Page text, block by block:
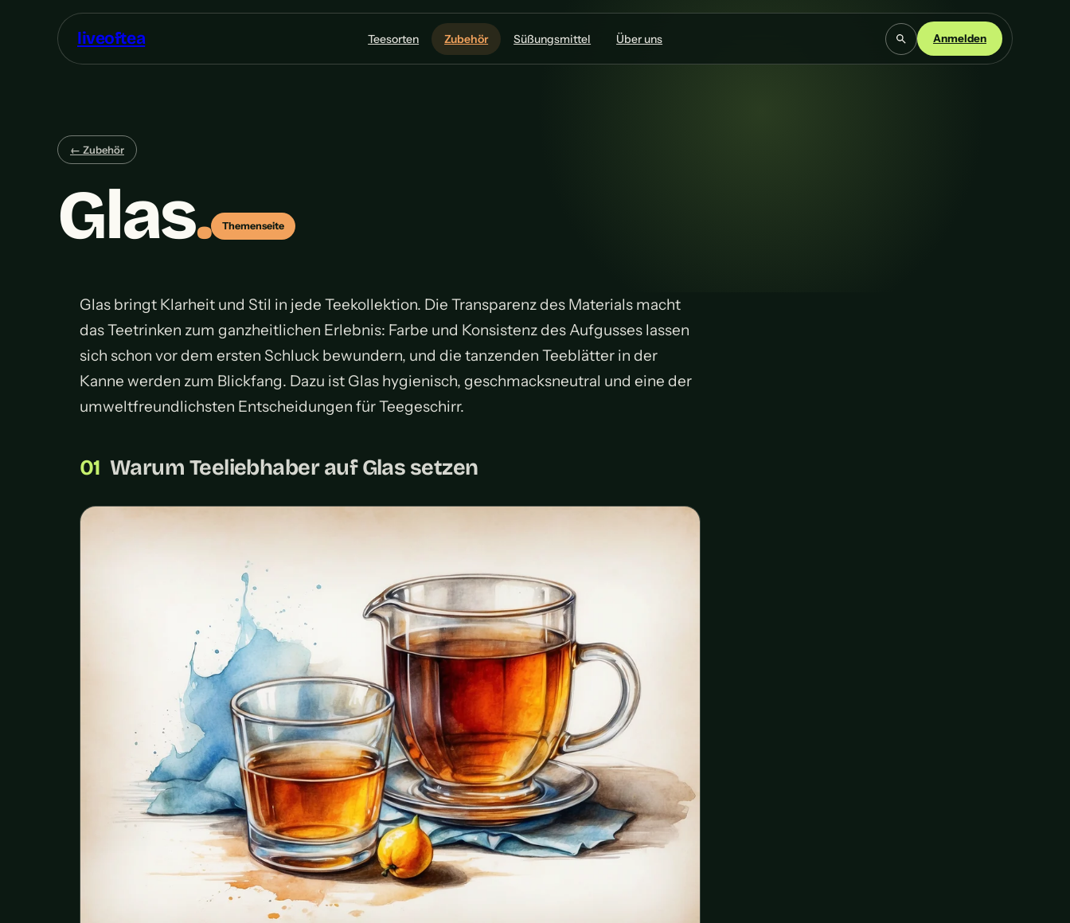
liveoftea Teesorten Zubehör Süßungsmittel Über uns Anmelden
← Zubehör
Glas. Themenseite
Glas bringt Klarheit und Stil in jede Teekollektion. Die Transparenz des Materials macht
das Teetrinken zum ganzheitlichen Erlebnis: Farbe und Konsistenz des Aufgusses lassen
sich schon vor dem ersten Schluck bewundern, und die tanzenden Teeblätter in der
Kanne werden zum Blickfang. Dazu ist Glas hygienisch, geschmacksneutral und eine der
umweltfreundlichsten Entscheidungen für Teegeschirr.
Warum Teeliebhaber auf Glas setzen